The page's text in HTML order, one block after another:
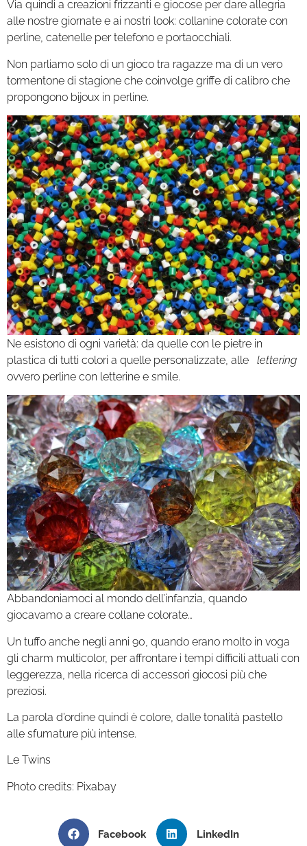
Via quindi a creazioni frizzanti e giocose per dare allegria
alle nostre giornate e ai nostri look: collanine colorate con
perline, catenelle per telefono e portaocchiali.
Non parliamo solo di un gioco tra ragazze ma di un vero
tormentone di stagione che coinvolge griffe di calibro che
propongono bijoux in perline.
Ne esistono di ogni varietà: da quelle con le pietre in
plastica di tutti colori a quelle personalizzate, alle lettering
ovvero perline con letterine e smile.
Abbandoniamoci al mondo dell’infanzia, quando
giocavamo a creare collane colorate…
Un tuffo anche negli anni 90, quando erano molto in voga
gli charm multicolor, per affrontare i tempi difficili attuali con
leggerezza, nella ricerca di accessori giocosi più che
preziosi.
La parola d’ordine quindi è colore, dalle tonalità pastello
alle sfumature più intense.
Le Twins
Photo credits: Pixabay
Facebook LinkedIn